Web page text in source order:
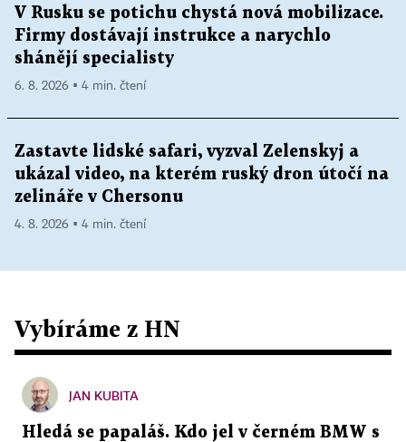
V Rusku se potichu chystá nová mobilizace.
Firmy dostávají instrukce a narychlo
shánějí specialisty
6. 8. 2026 ▪ 4 min. čtení
Zastavte lidské safari, vyzval Zelenskyj a
ukázal video, na kterém ruský dron útočí na
zelináře v Chersonu
4. 8. 2026 ▪ 4 min. čtení
Vybíráme z HN
JAN KUBITA
Hledá se papaláš. Kdo jel v černém BMW s